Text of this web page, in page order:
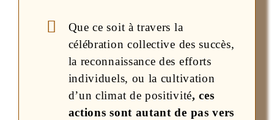
Que ce soit à travers la
célébration collective des succès,
la reconnaissance des efforts
individuels, ou la cultivation
d’un climat de positivité, ces
actions sont autant de pas vers